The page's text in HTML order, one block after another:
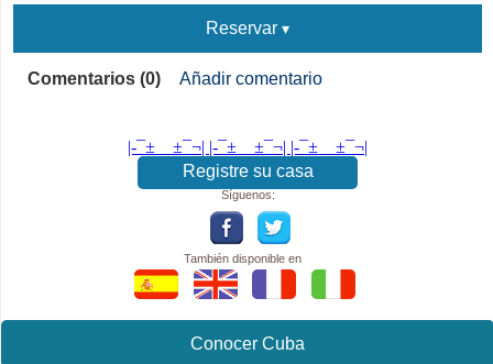
Reservar
Comentarios (0) Añadir comentario
|-¯±­__­±¯¬| |-¯±­__­±¯¬| |-¯±­__­±¯¬|
Registre su casa
Síguenos:
También disponible en
Conocer Cuba